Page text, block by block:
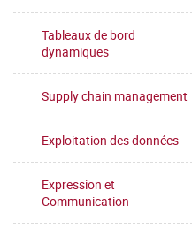
Tableaux de bord
dynamiques
Supply chain management
Exploitation des données
Expression et
Communication